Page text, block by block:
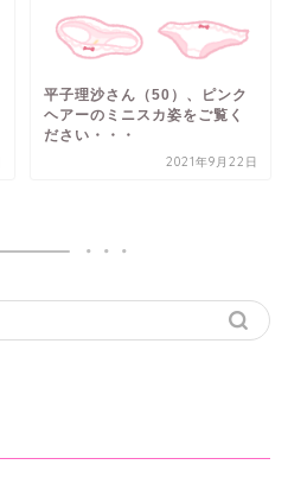
平子理沙さん（50）、ピンク
ヘアーのミニスカ姿をご覧く
ださい・・・
2021年9月22日